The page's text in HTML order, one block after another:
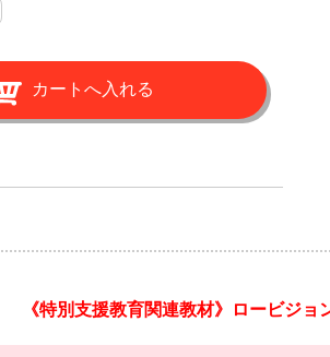
《特別支援教育関連教材》ロービジョ